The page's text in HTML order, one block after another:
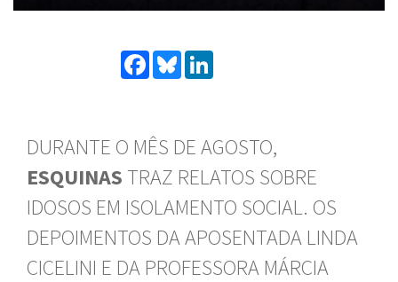
Facebook
Bluesky
DURANTE O MÊS DE AGOSTO,
ESQUINASTRAZ RELATOS SOBRE
IDOSOS EM ISOLAMENTO SOCIAL. OS
DEPOIMENTOS DA APOSENTADA LINDA
CICELINI E DA PROFESSORA MÁRCIA